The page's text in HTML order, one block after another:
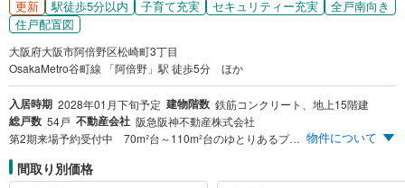
更新 駅徒歩5分以内 子育て充実 セキュリティー充実
全戸南向き
住戸配置図
大阪府大阪市阿倍野区松崎町3丁目
OsakaMetro谷町線 「阿倍野」駅 徒歩5分 ほか
入居時期 2028年01月下旬予定 建物階数 鉄筋コンクリート、地上15階建
総戸数 54戸 不動産会社 阪急阪神不動産株式会社
第2期来場予約受付中 70m²台～110m²台のゆとりあるプランニング。緑量豊かな植栽計画。 物件について
間取り別価格